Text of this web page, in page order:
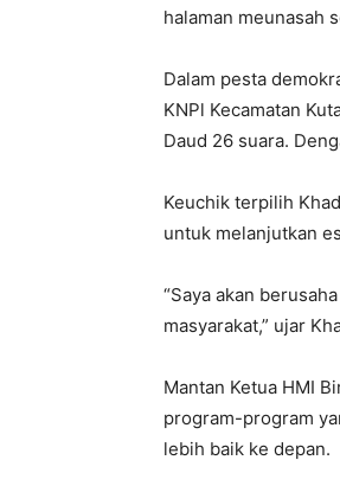
halaman meunasah
Dalam pesta
KNPl Kecamatan
Daud 26 suara.
Keuchik terpilih
untuk melanjutkan
“Saya akan
masyarakat,” ujar
Mantan Ketua HMI
program-program
lebih baik ke depan.